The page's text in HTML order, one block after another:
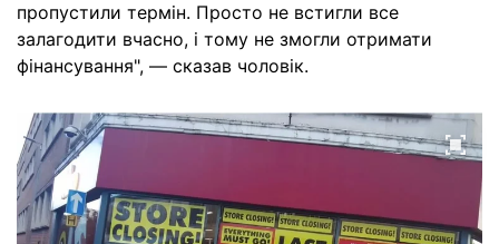
пропустили термін. Просто не встигли все
залагодити вчасно, і тому не змогли отримати
фінансування", — сказав чоловік.